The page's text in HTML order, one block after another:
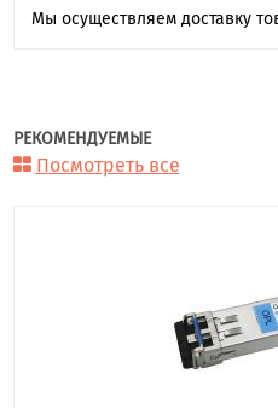
Мы осуществляем доставку
РЕКОМЕНДУЕМЫЕ
Посмотреть все